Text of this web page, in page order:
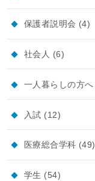
保護者説明会 (4)
社会人 (6)
一人暮らしの方へ
入試 (12)
医療総合学科 (49)
学生 (54)